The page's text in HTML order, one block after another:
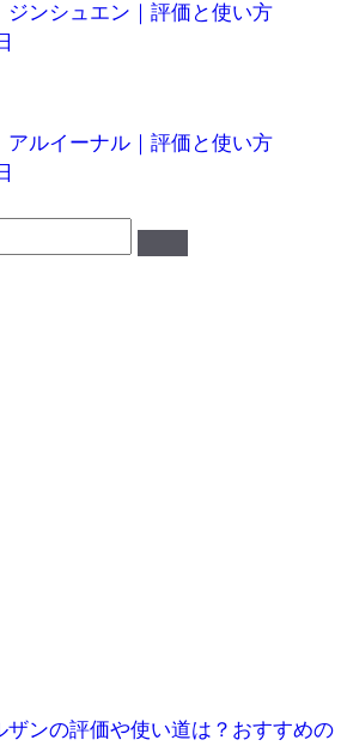
ジンシュエン｜評価と使い方
アルイーナル｜評価と使い方
ザンの評価や使い道は？おすすめの